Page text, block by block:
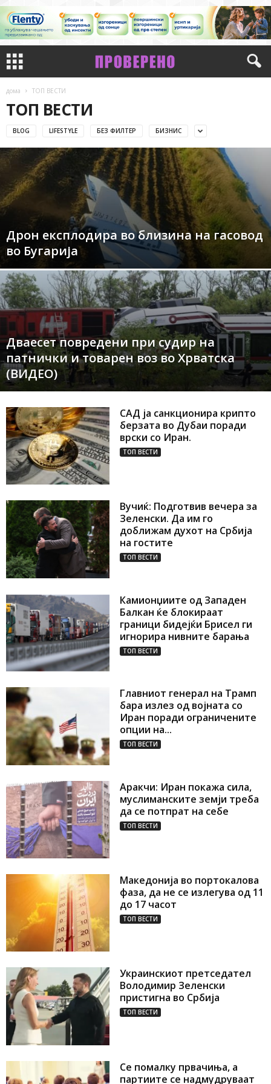
дома ТОП ВЕСТИ
ТОП ВЕСТИ
BLOG LIFESTYLE БЕЗ ФИЛТЕР БИЗНИС
Дрон експлодира во близина на гасовод
во Бугарија
Дваесет повредени при судир на
патнички и товарен воз во Хрватска
(ВИДЕО)
САД ја санкционира крипто
берзата во Дубаи поради
врски со Иран.
ТОП ВЕСТИ
Вучиќ: Подготвив вечера за
Зеленски. Да им го
доближам духот на Србија
на гостите
ТОП ВЕСТИ
Камионџиите од Западен
Балкан ќе блокираат
граници бидејќи Брисел ги
игнорира нивните барања
ТОП ВЕСТИ
Главниот генерал на Трамп
бара излез од војната со
Иран поради ограничените
опции на...
ТОП ВЕСТИ
Аракчи: Иран покажа сила,
муслиманските земји треба
да се потпрат на себе
ТОП ВЕСТИ
Македонија во портокалова
фаза, да не се излегува од 11
до 17 часот
ТОП ВЕСТИ
Украинскиот претседател
Володимир Зеленски
пристигна во Србија
ТОП ВЕСТИ
Се помалку првачиња, а
партиите се надмудруваат